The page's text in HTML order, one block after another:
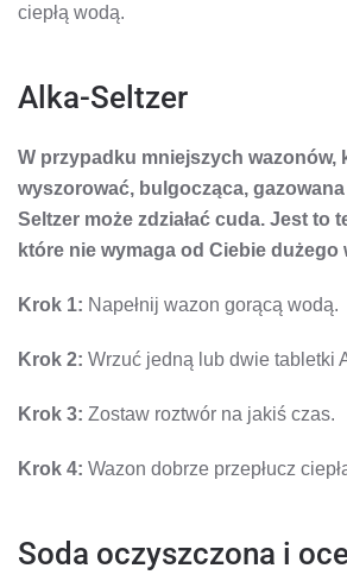
ciepłą wodą.
Alka-Seltzer
W przypadku mniejszych wazonów,
wyszorować, bulgocząca,
Seltzer może zdziałać cuda. Jest to
które nie wymaga od Ciebie dużego
Krok 1: Napełnij wazon gorącą wodą.
Krok 2: Wrzuć jedną lub dwie tabletki
Krok 3: Zostaw roztwór na jakiś czas.
Krok 4: Wazon dobrze przepłucz
Soda oczyszczona i